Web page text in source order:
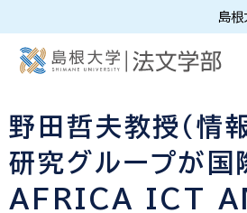
島
野田哲夫教授（情
研究グループが
AFRICA ICT